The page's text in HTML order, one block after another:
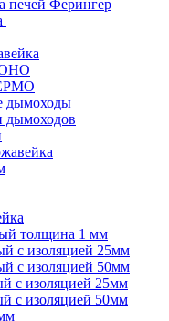
печей Ферингер
дымоходы
дымоходов
толщина 1 мм
с изоляцией 25мм
с изоляцией 50мм
с изоляцией 25мм
с изоляцией 50мм